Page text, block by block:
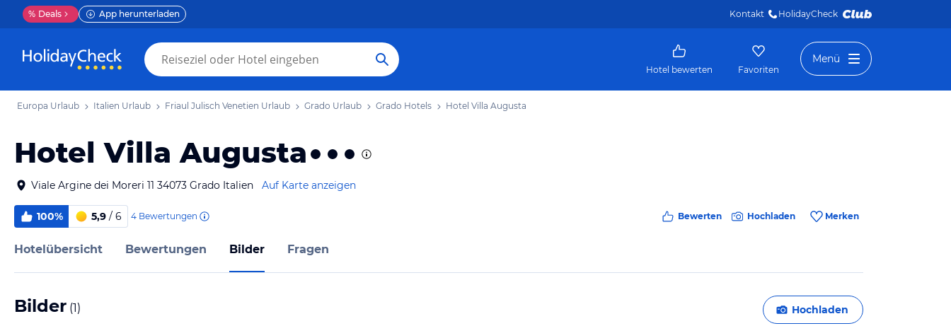
% Deals App herunterladen Kontakt HolidayCheck
Hotel bewerten Favoriten
Menü
Europa Urlaub Italien Urlaub Friaul Julisch Venetien Urlaub Grado Urlaub Grado Hotels Hotel Villa Augusta
Hotel Villa Augusta
Viale Argine dei Moreri 11 34073 Grado Italien Auf Karte anzeigen
100% 5,9 / 6 4 Bewertungen Bewerten Hochladen Merken
Hotelübersicht Bewertungen Bilder Fragen
Bilder (1) Hochladen